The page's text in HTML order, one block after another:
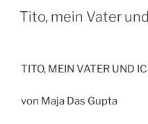
Tito, mein Vater
TITO, MEIN VATER UND
von Maja Das Gupta